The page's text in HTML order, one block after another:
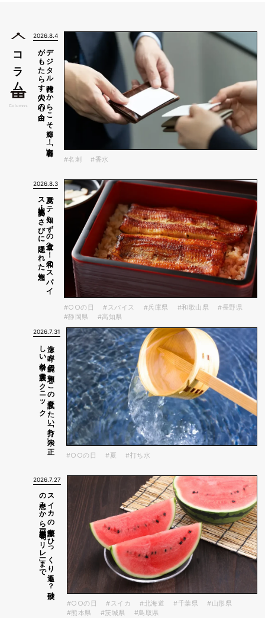
コラム
Columns
2026.8.4
デ
ジ
タ
ル
時代だ
か
ら
こ
そ
輝く
！
「名刺香」
が
も
た
ら
す
大人の
心の
余白
#名刺 #香水
2026.8.3
夏バ
テ
知ら
ず
の
食卓へ
！
和の
ス
パ
イ
ス
山椒・生姜・わ
さ
び
に
隠さ
れ
た
知恵
#○○の日 #スパイス #兵庫県 #和歌山県
#長野県
#静岡県
#高知県
2026.7.31
涼を
呼ぶ
伝統の
知恵。
こ
の
夏試し
た
い
「打ち
水」の
正
し
い
科学と
実践テ
ク
ニ
ッ
ク
#○○の日 #夏 #打ち水
2026.7.27
ス
イ
カ
の
常識が
ひ
っ
く
り
返る
？
砂漠
の
恵み
か
ら
日本全国「旬の
リ
レ
ー」ま
で
#○○の日 #スイカ #北海道 #千葉県
#山形県
#熊本県
#茨城県 #鳥取県